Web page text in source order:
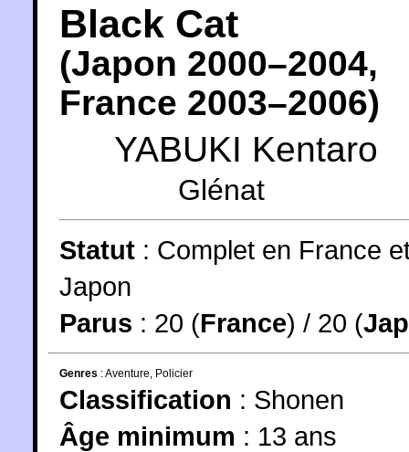
Black Cat
(Japon 2000–2004,
France 2003–2006)
YABUKI Kentaro
Glénat
Statut : Complet en France
Japon
Parus : 20 (France) / 20 (
Genres :Aventure Policier
Classification : Shonen
Âge minimum : 13 ans